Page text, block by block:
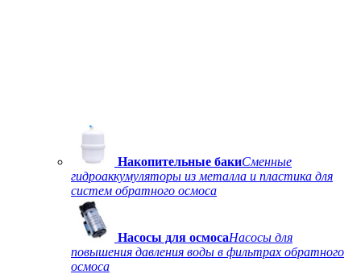
Накопительные бакиСменные
гидроаккумуляторы из металла и пластика для
систем обратного осмоса
Насосы для осмосаНасосы для
повышения давления воды в фильтрах обратного
осмоса